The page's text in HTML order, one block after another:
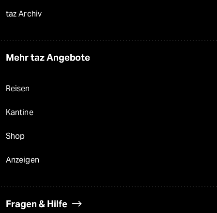
taz Archiv
Mehr taz Angebote
Reisen
Kantine
Shop
Anzeigen
Fragen & Hilfe